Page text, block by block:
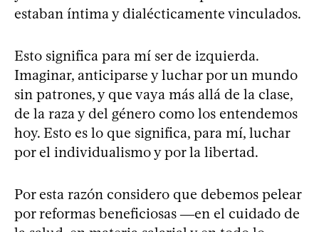
estaban íntima y dialécticamente vinculados.
Esto significa para mí ser de izquierda.
Imaginar, anticiparse y luchar por un mundo
sin patrones, y que vaya más allá de la clase,
de la raza y del género como los entendemos
hoy. Esto es lo que significa, para mí, luchar
por el individualismo y por la libertad.
Por esta razón considero que debemos pelear
por reformas beneficiosas ―en el cuidado de